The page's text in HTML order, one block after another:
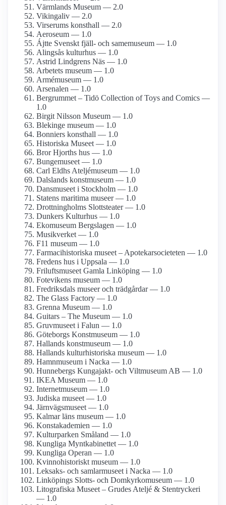
Värmlands Museum — 2.0
Vikingaliv — 2.0
Virserums konsthall — 2.0
Aeroseum — 1.0
Ájtte Svenskt fjäll- och same­museum — 1.0
Alingsås kulturhus — 1.0
Astrid Lindgrens Näs — 1.0
Arbetets museum — 1.0
Armé­museum — 1.0
Arsenalen — 1.0
Bergrummet – Tidö Collection of Toys and Comics —
1.0
Birgit Nilsson Museum — 1.0
Blekinge museum — 1.0
Bonniers konsthall — 1.0
Historiska Museet — 1.0
Bror Hjorths hus — 1.0
Bungemuseet — 1.0
Carl Eldhs Ateljémuseum — 1.0
Dalslands konstmuseum — 1.0
Dansmuseet i Stockholm — 1.0
Statens maritima museer — 1.0
Drottning­holms Slottsteater — 1.0
Dunkers Kulturhus — 1.0
Ekomuseum Bergslagen — 1.0
Musikverket — 1.0
F11 museum — 1.0
Farmaci­historiska museet – Apotekar­societeten — 1.0
Fredens hus i Uppsala — 1.0
Frilufts­museet Gamla Linköping — 1.0
Fotevikens museum — 1.0
Fredriksdals museer och trädgårdar — 1.0
The Glass Factory — 1.0
Grenna Museum — 1.0
Guitars – The Museum — 1.0
Gruvmuseet i Falun — 1.0
Göteborgs Konstmuseum — 1.0
Hallands konstmuseum — 1.0
Hallands kultur­historiska museum — 1.0
Hamnmuseum i Nacka — 1.0
Hunnebergs Kungajakt- och Viltmuseum AB — 1.0
IKEA Museum — 1.0
Internet­museum — 1.0
Judiska museet — 1.0
Järnvägs­museet — 1.0
Kalmar läns museum — 1.0
Konst­akademien — 1.0
Kulturparken Småland — 1.0
Kungliga Mynt­kabinettet — 1.0
Kungliga Operan — 1.0
Kvinnohistoriskt museum — 1.0
Leksaks- och samlar­museet i Nacka — 1.0
Linköpings Slotts- och Domkyrko­museum — 1.0
Litografiska Museet – Grudes Ateljé & Stentryckeri
— 1.0